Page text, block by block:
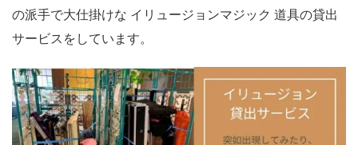
の派手で大仕掛けな イリュージョンマジック 道具の貸出
サービスをしています。